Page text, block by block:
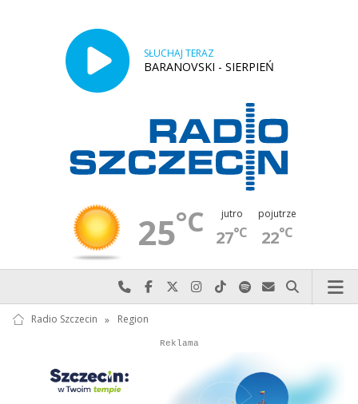
SŁUCHAJ TERAZ
BARANOVSKI - SIERPIEŃ
25°C jutro
27°C
pojutrze
22°C
Najlepiej po prostu do nas zadzwoń
Odwiedź nas na Facebook-u
Odwiedź nas na X
Odwiedź nas na Instagram-ie
Odwiedź nas na TikTok-u
Szukaj nas na Spotify
Wyślij do nas
Szukaj
Radio Szczecin » Region
Autopromocja
Reklama